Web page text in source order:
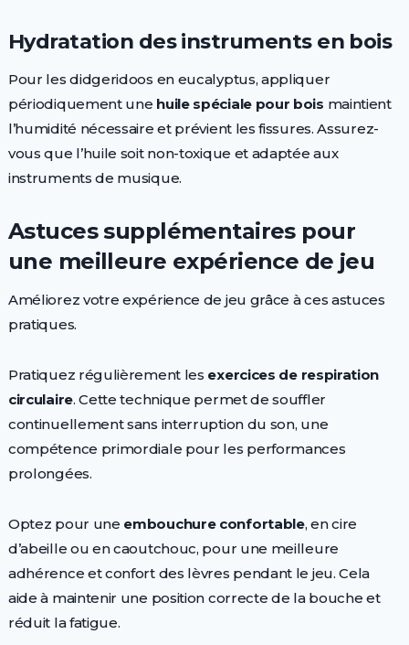
Hydratation des instruments en bois
Pour les didgeridoos en eucalyptus, appliquer
périodiquement une huile spéciale pour bois maintient
l’humidité nécessaire et prévient les fissures. Assurez-
vous que l’huile soit non-toxique et adaptée aux
instruments de musique.
Astuces supplémentaires pour
une meilleure expérience de jeu
Améliorez votre expérience de jeu grâce à ces astuces
pratiques.
Pratiquez régulièrement les exercices de respiration
circulaire. Cette technique permet de souffler
continuellement sans interruption du son, une
compétence primordiale pour les performances
prolongées.
Optez pour une embouchure confortable, en cire
d’abeille ou en caoutchouc, pour une meilleure
adhérence et confort des lèvres pendant le jeu. Cela
aide à maintenir une position correcte de la bouche et
réduit la fatigue.